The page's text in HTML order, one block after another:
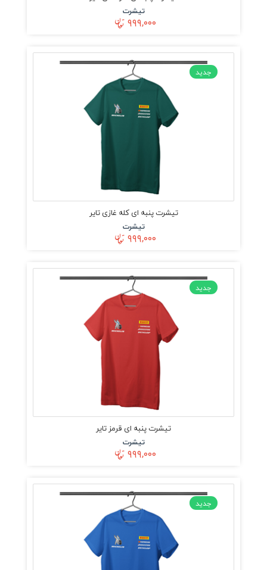
تیشرت
۹۹۹,۰۰۰
جدید
تیشرت پنبه ای کله غازی تایر
تیشرت
۹۹۹,۰۰۰
جدید
تیشرت پنبه ای قرمز تایر
تیشرت
۹۹۹,۰۰۰
جدید